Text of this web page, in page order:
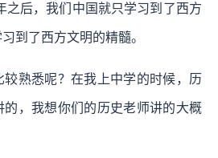
之后，我们中国就只学习到了西方
到了西方文明的精髓。
熟悉呢？在我上中学的时候，历
的，我想你们的历史老师讲的大概